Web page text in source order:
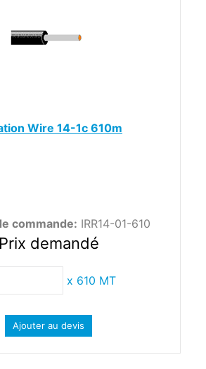
Wire 14-1c 610m
commande: IRR14-01-610
Prix demandé
x 610 MT
Ajouter au devis